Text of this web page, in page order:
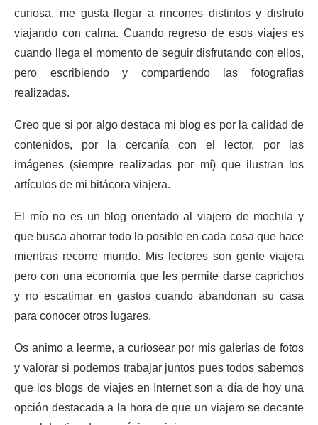
curiosa, me gusta llegar a rincones distintos y disfruto
viajando con calma. Cuando regreso de esos viajes es
cuando llega el momento de seguir disfrutando con ellos,
pero escribiendo y compartiendo las fotografías
realizadas.
Creo que si por algo destaca mi blog es por la calidad de
contenidos, por la cercanía con el lector, por las
imágenes (siempre realizadas por mí) que ilustran los
artículos de mi bitácora viajera.
El mío no es un blog orientado al viajero de mochila y
que busca ahorrar todo lo posible en cada cosa que hace
mientras recorre mundo. Mis lectores son gente viajera
pero con una economía que les permite darse caprichos
y no escatimar en gastos cuando abandonan su casa
para conocer otros lugares.
Os animo a leerme, a curiosear por mis galerías de fotos
y valorar si podemos trabajar juntos pues todos sabemos
que los blogs de viajes en Internet son a día de hoy una
opción destacada a la hora de que un viajero se decante